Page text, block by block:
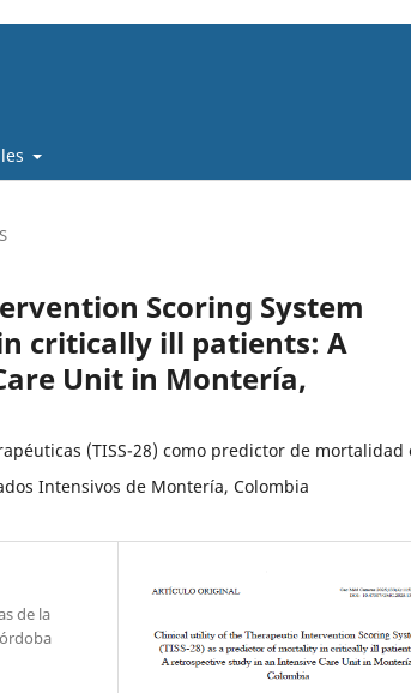
Scoring System
critically ill patients: A
Unit in Montería,
(TISS-28) como predictor de mortalidad
Intensivos de Montería, Colombia
de la